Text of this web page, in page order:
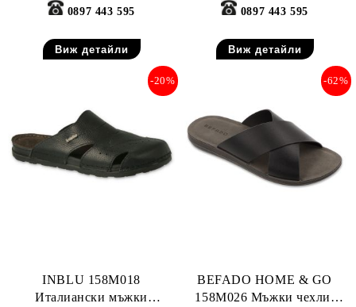
0897 443 595
Виж детайли
0897 443 595
Виж детайли
INBLU 158M018
Италиански мъжки
-20%
BEFADO HOME & GO
158M026 Мъжки чехли,
-62%